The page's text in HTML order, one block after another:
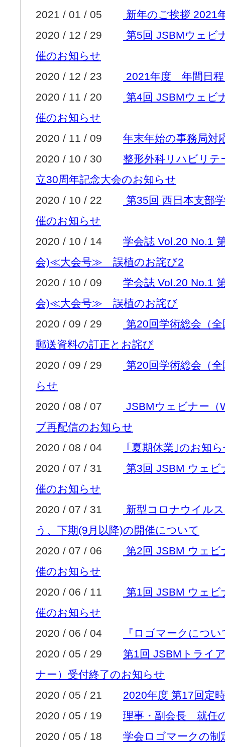
2021 / 01 / 05
新年のご挨拶 2021
2020 / 12 / 29
第5回 JSBMウェビ
催のお知らせ
2020 / 12 / 23
2021年度 年間日程
2020 / 11 / 20
第4回 JSBMウェビ
催のお知らせ
2020 / 11 / 09 年末年始の事務局対
2020 / 10 / 30 整形外科リハビリテ
立30周年記念大会のお知らせ
2020 / 10 / 22
第35回 西日本支部
催のお知らせ
2020 / 10 / 14 学会誌 Vol.20 No.1
会)≪大会号≫ 誤植のお詫び2
2020 / 10 / 09 学会誌 Vol.20 No.1
会)≪大会号≫ 誤植のお詫び
2020 / 09 / 29
第20回学術総会（
郵送資料の訂正とお詫び
2020 / 09 / 29
第20回学術総会（
らせ
2020 / 08 / 07
JSBMウェビナー（
ブ再配信のお知らせ
2020 / 08 / 04
｢夏期休業｣のお知
2020 / 07 / 31
第3回 JSBM ウェビ
催のお知らせ
2020 / 07 / 31
新型コロナウイル
う、下期(9月以降)の開催について
2020 / 07 / 06
第2回 JSBM ウェビ
催のお知らせ
2020 / 06 / 11
第1回 JSBM ウェビ
催のお知らせ
2020 / 06 / 04
『ロゴマークにつ
2020 / 05 / 29 第1回 JSBMトライ
ナー）受付終了のお知らせ
2020 / 05 / 21 2020年度 第17回定
2020 / 05 / 19 理事・副会長 就任
2020 / 05 / 18 学会ロゴマークの制